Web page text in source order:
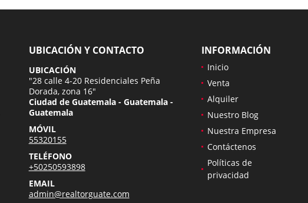
UBICACIÓN Y CONTACTO
UBICACIÓN
"28 calle 4-20 Residenciales Peña
Dorada, zona 16"
Ciudad de Guatemala - Guatemala -
Guatemala
MÓVIL
55320155
TELÉFONO
+50250593898
EMAIL
admin@realtorguate.com
INFORMACIÓN
Inicio
Venta
Alquiler
Nuestro Blog
Nuestra Empresa
Contáctenos
Políticas de
privacidad